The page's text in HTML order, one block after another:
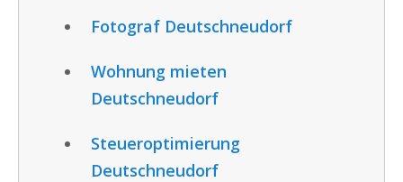
Fotograf Deutschneudorf
Wohnung mieten
Deutschneudorf
Steueroptimierung
Deutschneudorf